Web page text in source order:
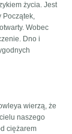
życia. Jest
Początek,
Wobec
Dno i
wierzą, że
naszego
ciężarem